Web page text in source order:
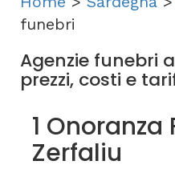
funebri
Agenzie funebri
prezzi, costi e
1 Onoranza
Zerfaliu